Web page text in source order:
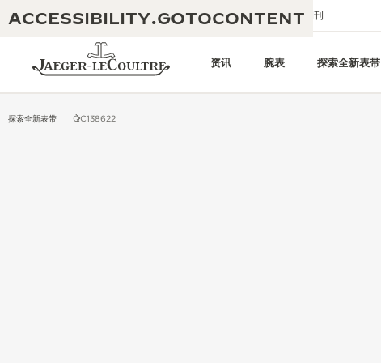
ACCESSIBILITY.GOTOCONTENT
给我们发送电子邮件 精品店 电子期刊
资讯 腕表 探索全新表带
探索全新表带 QC138622